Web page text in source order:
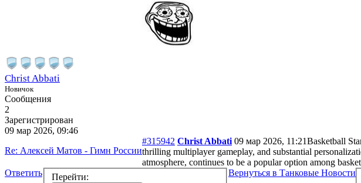
Christ Abbati
Новичок
Сообщения
2
Зарегистрирован
09 мар 2026, 09:46
Re: Алексей Матов - Гимн России
#315942 Christ Abbati 09 мар 2026, 11:21Basketball
thrilling multiplayer gameplay, and substantial
atmosphere, continues to be a popular option among
Ответить
Перейти: Вернуться в Танковые Новости